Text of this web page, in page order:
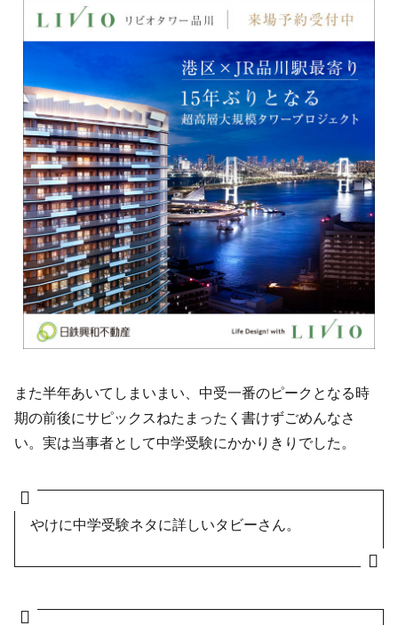
また半年あいてしまいまい、中受一番のピークとなる時
期の前後にサピックスねたまったく書けずごめんなさ
い。実は当事者として中学受験にかかりきりでした。
やけに中学受験ネタに詳しいタビーさん。